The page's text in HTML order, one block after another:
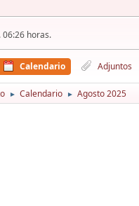
06:26 horas.
Calendario Adjuntos
► Calendario ► Agosto 2025